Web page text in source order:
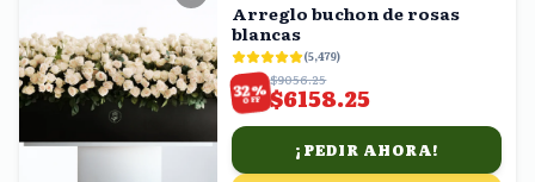
Arreglo buchon de rosas
blancas
(5,479)
32%
OFF
$9056.25
$6158.25
¡PEDIR AHORA!